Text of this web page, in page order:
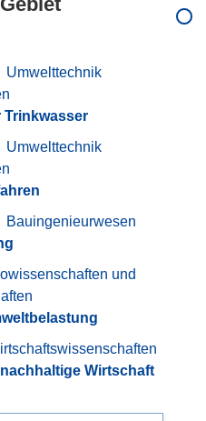
Umwelttechnik
Umwelttechnik
Bauingenieurwesen
und
nachhaltige Wirtschaft